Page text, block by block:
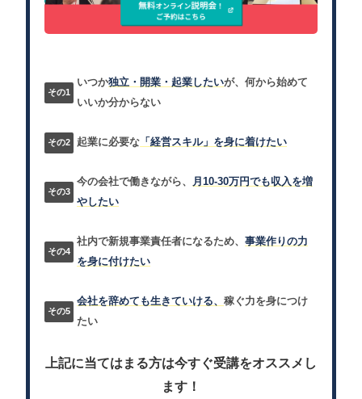
いつか独立・開業・起業したいが、何から始めて
いいか分からない
起業に必要な 「経営スキル」を身に着けたい
今の会社で働きながら、
月10-30万円でも収入を増
やしたい
社内で新規事業責任者になるため、事業作りの力
を身に付けたい
会社を辞めても生きていける、稼ぐ力を身につけ
たい
上記に当てはまる方は今すぐ受講をオススメし
ます！